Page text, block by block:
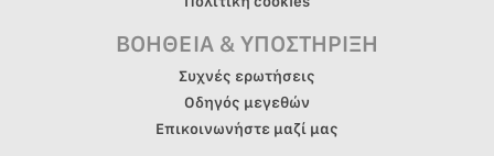
ΒΟΗΘΕΙΑ & ΥΠΟΣΤΗΡΙΞΗ
Συχνές ερωτήσεις
Οδηγός μεγεθών
Επικοινωνήστε μαζί μας